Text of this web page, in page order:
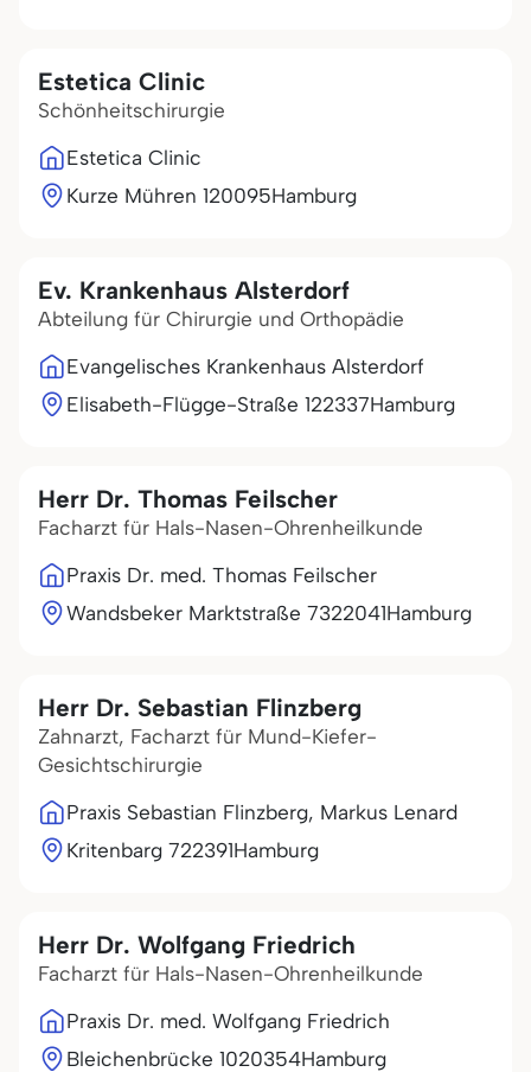
Estetica Clinic
Schönheitschirurgie
Estetica Clinic
Kurze Mühren 120095Hamburg
Ev. Krankenhaus Alsterdorf
Abteilung für Chirurgie und Orthopädie
Evangelisches Krankenhaus Alsterdorf
Elisabeth-Flügge-Straße 122337Hamburg
Herr Dr. Thomas Feilscher
Facharzt für Hals-Nasen-Ohrenheilkunde
Praxis Dr. med. Thomas Feilscher
Wandsbeker Marktstraße 7322041Hamburg
Herr Dr. Sebastian Flinzberg
Zahnarzt, Facharzt für Mund-Kiefer-
Gesichtschirurgie
Praxis Sebastian Flinzberg, Markus Lenard
Kritenbarg 722391Hamburg
Herr Dr. Wolfgang Friedrich
Facharzt für Hals-Nasen-Ohrenheilkunde
Praxis Dr. med. Wolfgang Friedrich
Bleichenbrücke 1020354Hamburg